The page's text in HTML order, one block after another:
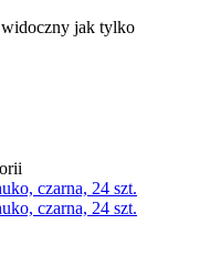
widoczny jak tylko